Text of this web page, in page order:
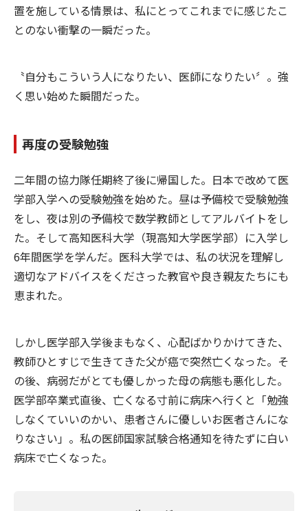
置を施している情景は、私にとってこれまでに感じたこ
とのない衝撃の一瞬だった。
〝自分もこういう人になりたい、医師になりたい〞。強
く思い始めた瞬間だった。
再度の受験勉強
二年間の協力隊任期終了後に帰国した。日本で改めて医
学部入学への受験勉強を始めた。昼は予備校で受験勉強
をし、夜は別の予備校で数学教師としてアルバイトをし
た。そして高知医科大学（現高知大学医学部）に入学し
6年間医学を学んだ。医科大学では、私の状況を理解し
適切なアドバイスをくださった教官や良き親友たちにも
恵まれた。
しかし医学部入学後まもなく、心配ばかりかけてきた、
教師ひとすじで生きてきた父が癌で突然亡くなった。そ
の後、病弱だがとても優しかった母の病態も悪化した。
医学部卒業式直後、亡くなる寸前に病床へ行くと「勉強
しなくていいのかい、患者さんに優しいお医者さんにな
りなさい」。私の医師国家試験合格通知を待たずに白い
病床で亡くなった。